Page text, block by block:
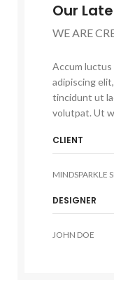
Our
WE ARE
Accum
adipiscing
tincidunt ut
volutpat. Ut
CLIENT
MINDSPARKLE
DESIGNER
JOHN DOE